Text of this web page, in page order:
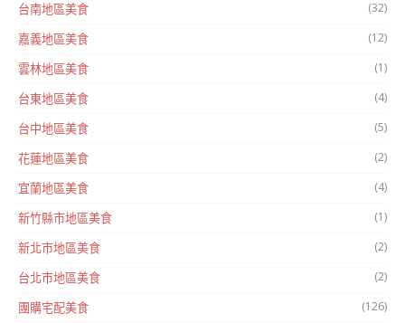
台南地區美食 (32)
嘉義地區美食 (12)
雲林地區美食 (1)
台東地區美食 (4)
台中地區美食 (5)
花蓮地區美食 (2)
宜蘭地區美食 (4)
新竹縣市地區美食 (1)
新北市地區美食 (2)
台北市地區美食 (2)
團購宅配美食 (126)